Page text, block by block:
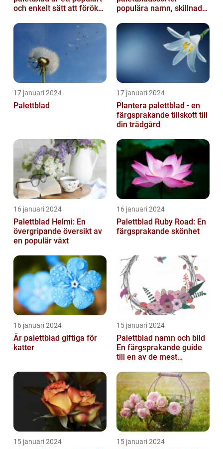
och enkelt sätt att föröka
populära namn, skillnader
17 januari 2024
Palettblad
17 januari 2024
Plantera palettblad - en
färgsprakande tillskott till
din trädgård
16 januari 2024
Palettblad Helmi: En
övergripande översikt av
en populär växt
16 januari 2024
Palettblad Ruby Road: En
färgsprakande skönhet
16 januari 2024
Är palettblad giftiga för
katter
15 januari 2024
Palettblad namn och bild
En färgsprakande guide
till en av de mest
inomhusväxterna
15 januari 2024 15 januari 2024